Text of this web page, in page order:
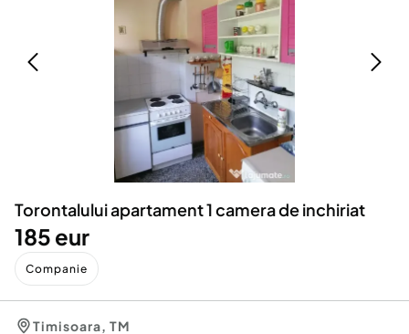
Animale de companie
Afaceri și echipamente profesionale
Inchiriere Bunuri si Vehicule
Utilaje agricole si industriale
Piese auto si accesorii
Dacia Duster
Torontalului apartament 1 camera de inchiriat
185 eur
Companie
Timisoara, TM